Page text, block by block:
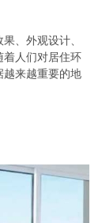
、外观设计、
着人们对居住环
越来越重要的地